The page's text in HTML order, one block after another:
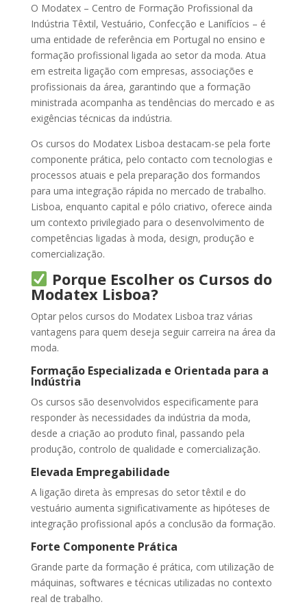
O Modatex – Centro de Formação Profissional da
Indústria Têxtil, Vestuário, Confecção e Lanifícios – é
uma entidade de referência em Portugal no ensino e
formação profissional ligada ao setor da moda. Atua
em estreita ligação com empresas, associações e
profissionais da área, garantindo que a formação
ministrada acompanha as tendências do mercado e as
exigências técnicas da indústria.
Os cursos do Modatex Lisboa destacam-se pela forte
componente prática, pelo contacto com tecnologias e
processos atuais e pela preparação dos formandos
para uma integração rápida no mercado de trabalho.
Lisboa, enquanto capital e pólo criativo, oferece ainda
um contexto privilegiado para o desenvolvimento de
competências ligadas à moda, design, produção e
comercialização.
Porque Escolher os Cursos do
Modatex Lisboa?
Optar pelos cursos do Modatex Lisboa traz várias
vantagens para quem deseja seguir carreira na área da
moda.
Formação Especializada e Orientada para a
Indústria
Os cursos são desenvolvidos especificamente para
responder às necessidades da indústria da moda,
desde a criação ao produto final, passando pela
produção, controlo de qualidade e comercialização.
Elevada Empregabilidade
A ligação direta às empresas do setor têxtil e do
vestuário aumenta significativamente as hipóteses de
integração profissional após a conclusão da formação.
Forte Componente Prática
Grande parte da formação é prática, com utilização de
máquinas, softwares e técnicas utilizadas no contexto
real de trabalho.